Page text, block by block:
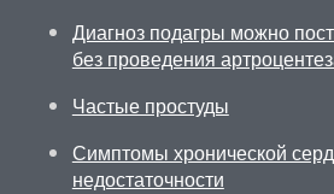
Диагноз подагры можно
без проведения
Частые простуды
Симптомы хронической
недостаточности